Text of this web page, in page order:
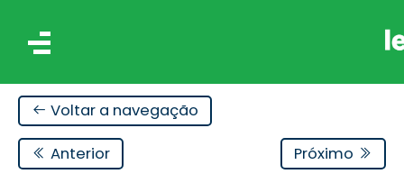
Voltar a navegação
Anterior Próximo